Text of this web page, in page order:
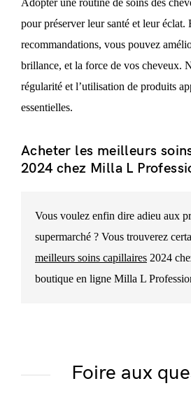
pour préserver leur santé et leur éclat.
recommandations, vous pouvez
brillance, et la force de vos cheveux.
régularité et l’utilisation de produits
essentielles.
Acheter les meilleurs
2024 chez Milla L
Vous voulez enfin dire adieu aux
supermarché ? Vous trouverez
meilleurs soins capillaires 2024
boutique en ligne Milla L
Foire aux